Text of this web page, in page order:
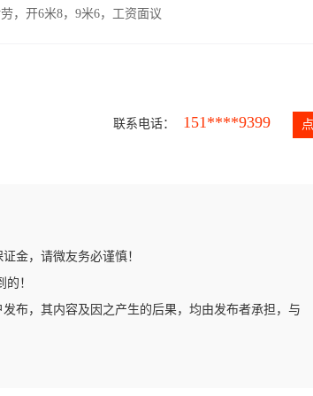
，开6米8，9米6，工资面议
联系电话： 151****9399
金，请微友务必谨慎！
的！
布，其内容及因之产生的后果，均由发布者承担，与